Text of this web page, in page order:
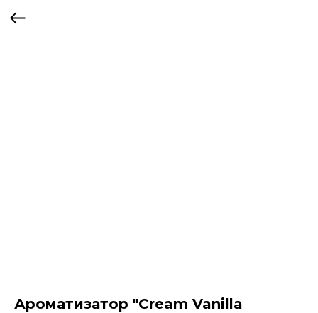
Ароматизатор "Cream Vanilla